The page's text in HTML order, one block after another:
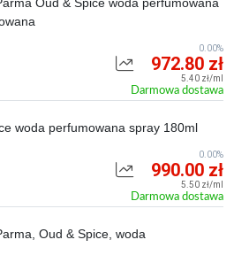
972.80 zł
5.40 zł/ml
Darmowa dostawa
0.00%
woda perfumowana spray 180ml
990.00 zł
5.50 zł/ml
Darmowa dostawa
0.00%
Oud & Spice, woda